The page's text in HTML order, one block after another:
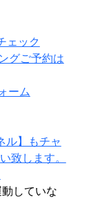
ェック
グご予約は
ーム
ル】もチャ
致します。
していな